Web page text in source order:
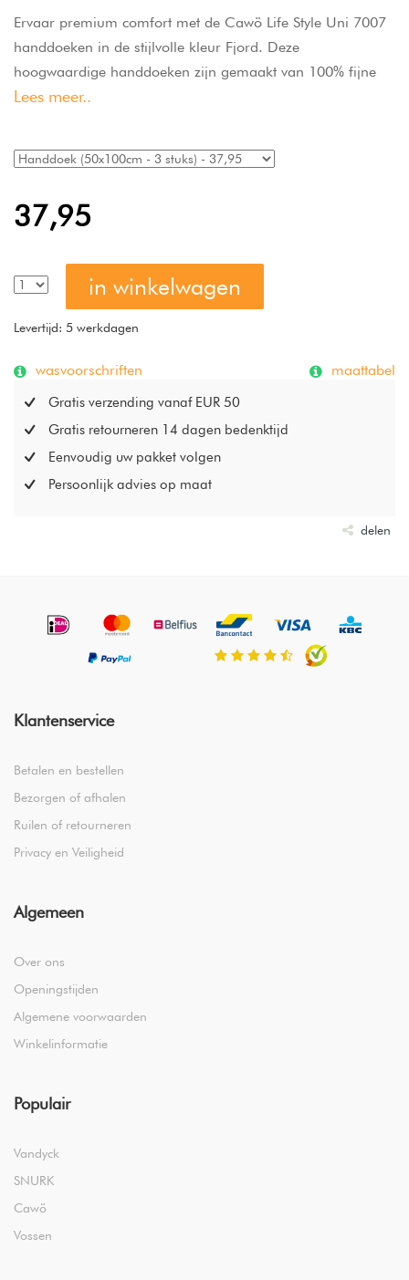
Ervaar premium comfort met de Cawö Life Style Uni 7007
handdoeken in de stijlvolle kleur Fjord. Deze
hoogwaardige handdoeken zijn gemaakt van 100% fijne
katoen met een zachte, fluweelachtige structuur en bieden
moderne uitstraling. De handdoeken zijn
de trommel-droger, waardoor ze perfect zijn voor dagelijks
aanvulling op je bad- of wellness-collectie.
Lees meer..
37,95
in winkelwagen
Levertijd: 5 werkdagen
wasvoorschriften maattabel
Gratis verzending vanaf EUR 50
Gratis retourneren 14 dagen bedenktijd
Eenvoudig uw pakket volgen
Persoonlijk advies op maat
delen
Klantenservice
Betalen en bestellen
Bezorgen of afhalen
Ruilen of retourneren
Privacy en Veiligheid
Algemeen
Over ons
Openingstijden
Algemene voorwaarden
Winkelinformatie
Populair
Vandyck
SNURK
Cawö
Vossen